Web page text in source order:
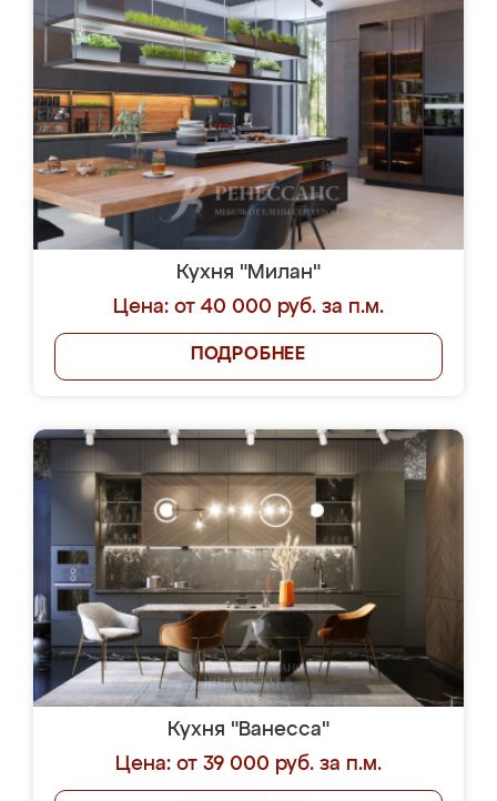
Кухня "Милан"
Цена: от 40 000 руб. за п.м.
ПОДРОБНЕЕ
Кухня "Ванесса"
Цена: от 39 000 руб. за п.м.